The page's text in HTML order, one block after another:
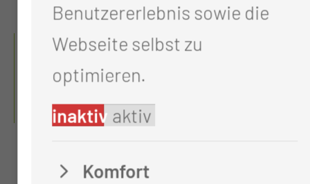
WELCHE QUALIFIKATIONEN
HABEN UNSERE
MITARBEITERINNEN UND
MITARBEITER?
Unser Pflegeteam setzt sich
Benutzererlebnis sowie die
Webseite selbst zu
optimieren.
inaktiv aktiv
Komfort